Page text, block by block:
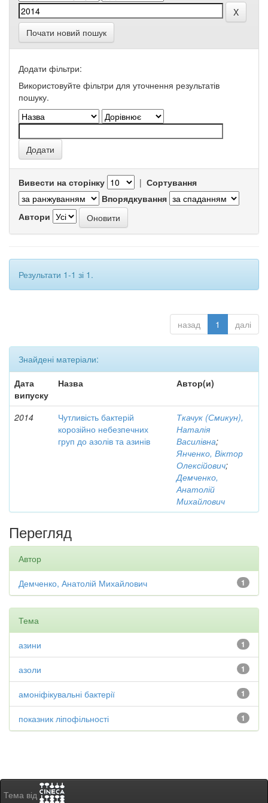
Почати новий пошук
Додати фільтри:
Використовуйте фільтри для уточнення результатів
пошуку.
Вивести на сторінку | Сортування
Впорядкування
Автори
Результати 1-1 зі 1.
назад 1 далі
Знайдені матеріали:
Дата
випуску
Назва Автор(и)
2014
Чутливість бактерій
корозійно небезпечних
груп до азолів та азинів
Ткачук (Смикун),
Наталія
Василівна;
Янченко, Віктор
Олексійович;
Демченко,
Анатолій
Михайлович
Перегляд
Автор
1
Демченко, Анатолій Михайлович
Тема
1
азини
1
азоли
1
амоніфікувальні бактерії
1
показник ліпофільності
Тема від